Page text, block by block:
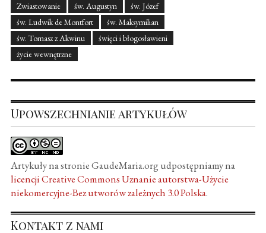
Zwiastowanie
św. Augustyn
św. Józef
św. Ludwik de Montfort
św. Maksymilian
św. Tomasz z Akwinu
święci i błogosławieni
życie wewnętrzne
Upowszechnianie artykułów
Artykuły na stronie GaudeMaria.org udpostępniamy na
licencji Creative Commons Uznanie autorstwa-Użycie
niekomercyjne-Bez utworów zależnych 3.0 Polska.
Kontakt z nami